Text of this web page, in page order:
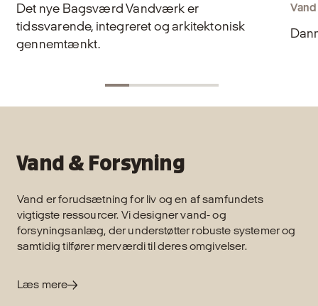
Det nye Bagsværd Vandværk er
tidssvarende, integreret og arkitektonisk
gennemtænkt.
Vand & Forsyning
Vand er forudsætning for liv og en af samfundets
vigtigste ressourcer. Vi designer vand- og
forsyningsanlæg, der understøtter robuste systemer og
samtidig tilfører merværdi til deres omgivelser.
Læs mere